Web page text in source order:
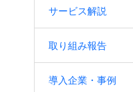
サービス解説
取り組み報告
導入企業・事例